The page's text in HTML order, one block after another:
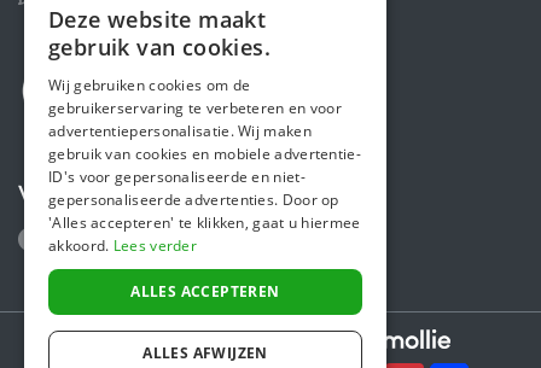
Volg ons
Secure payments powered by
ENGLISH
Deze website maakt
gebruik van cookies.
Wij gebruiken cookies om de
gebruikerservaring te verbeteren en voor
advertentiepersonalisatie. Wij maken
gebruik van cookies en mobiele advertentie-
ID's voor gepersonaliseerde en niet-
gepersonaliseerde advertenties. Door op
'Alles accepteren' te klikken, gaat u hiermee
akkoord. Lees verder
ALLES ACCEPTEREN
ALLES AFWIJZEN